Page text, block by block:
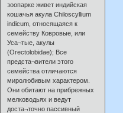
зоопарке живет индийская
кошачья акула Chiloscyllium
indicum, относящаяся к
семейству Ковровые, или
Уса¬тые, акулы
(Orectolobidae); Все
предста¬вители этого
семейства отличаются
миролюбивым характером.
Они обитают на прибрежных
мелководьях и ведут
доста¬точно пассивный